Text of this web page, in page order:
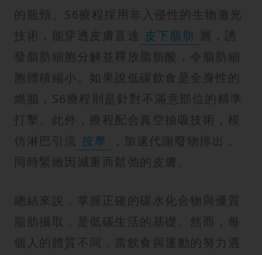
的瓶頸。S6療程採用非入侵性的生物激光
技術，能穿透皮膚直達 皮下脂肪 層，誘
發脂肪細胞分解並釋放脂肪酸，令脂肪細
胞體積縮小。如果說低碳飲食是全身性的
燃脂，S6療程則是針對不滿意部位的精準
打擊。此外，療程配合真空抽吸技術，模
仿淋巴引流 按摩
，加速代謝廢物排出，
同時緊緻因減重而鬆弛的皮膚。
總結來說，掌握正確的碳水化合物與優質
脂肪攝取，是低碳生活的基礎。然而，每
個人的體質不同，當飲食與運動的努力遇